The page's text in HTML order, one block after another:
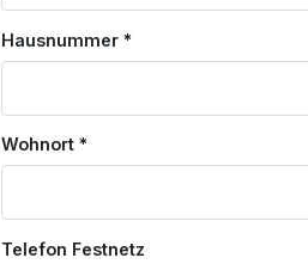
Hausnummer *
Wohnort *
Telefon Festnetz